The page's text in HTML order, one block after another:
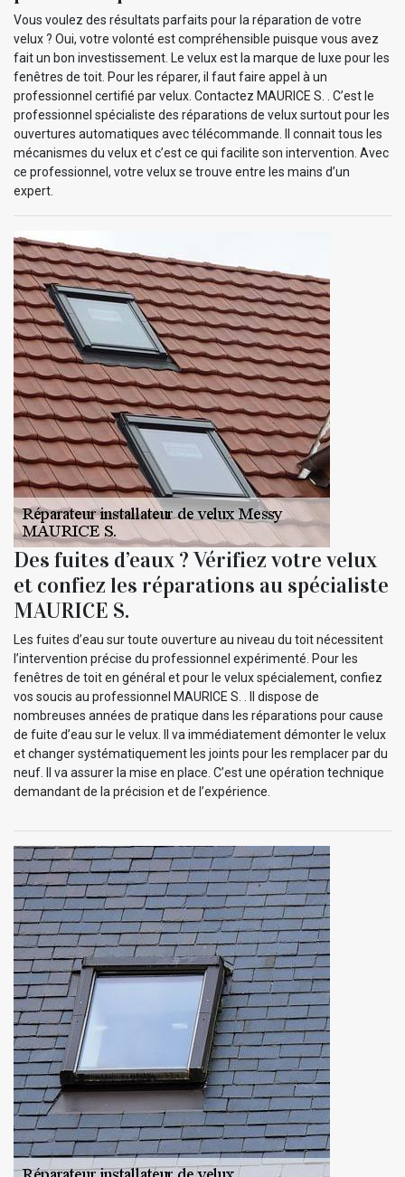
Vous voulez des résultats parfaits pour la réparation de votre
velux ? Oui, votre volonté est compréhensible puisque vous avez
fait un bon investissement. Le velux est la marque de luxe pour les
fenêtres de toit. Pour les réparer, il faut faire appel à un
professionnel certifié par velux. Contactez MAURICE S. . C’est le
professionnel spécialiste des réparations de velux surtout pour les
ouvertures automatiques avec télécommande. Il connait tous les
mécanismes du velux et c’est ce qui facilite son intervention. Avec
ce professionnel, votre velux se trouve entre les mains d’un
expert.
Des fuites d’eaux ? Vérifiez votre velux
et confiez les réparations au spécialiste
MAURICE S.
Les fuites d’eau sur toute ouverture au niveau du toit nécessitent
l’intervention précise du professionnel expérimenté. Pour les
fenêtres de toit en général et pour le velux spécialement, confiez
vos soucis au professionnel MAURICE S. . Il dispose de
nombreuses années de pratique dans les réparations pour cause
de fuite d’eau sur le velux. Il va immédiatement démonter le velux
et changer systématiquement les joints pour les remplacer par du
neuf. Il va assurer la mise en place. C’est une opération technique
demandant de la précision et de l’expérience.